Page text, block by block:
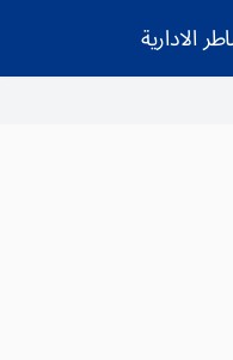
الادارية